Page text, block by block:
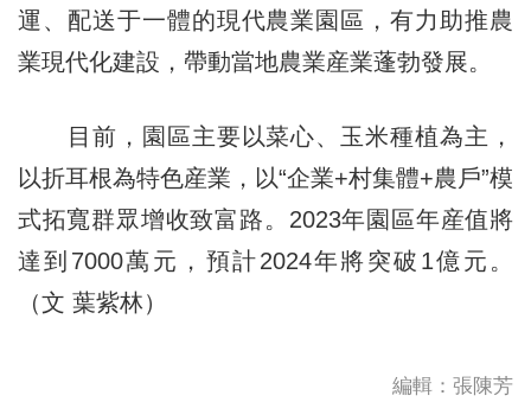
運、配送于一體的現代農業園區，有力助推農
業現代化建設，帶動當地農業産業蓬勃發展。
目前，園區主要以菜心、玉米種植為主，
以折耳根為特色産業，以“企業+村集體+農戶”模
式拓寬群眾增收致富路。2023年園區年産值將
達到7000萬元，預計2024年將突破1億元。
（文 葉紫林）
編輯：張陳芳